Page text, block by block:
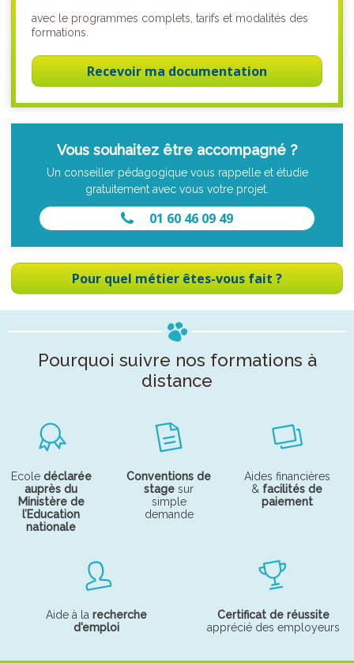
avec le programmes complets, tarifs et modalités des
formations.
Recevoir ma documentation
Vous souhaitez être accompagné ?
Un conseiller pédagogique vous rappelle et étudie
gratuitement avec vous votre projet.
01 60 46 09 49
Pour quel métier êtes-vous fait ?
Pourquoi suivre nos formations à
distance
Ecole déclarée
auprès du
Ministère de
l’Education
nationale
Conventions de
stagesur
simple
demande
Aides financières
& facilités de
paiement
Aide à la recherche
d'emploi
Certificat de réussite
apprécié des employeurs